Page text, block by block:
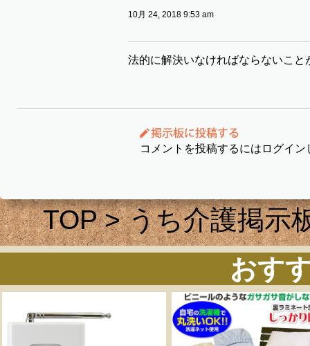
10月 24, 2018 9:53 am
法的に解決いなければならないこと
コメントを投稿するにはログイン
TOP>うち介護掲示
おす